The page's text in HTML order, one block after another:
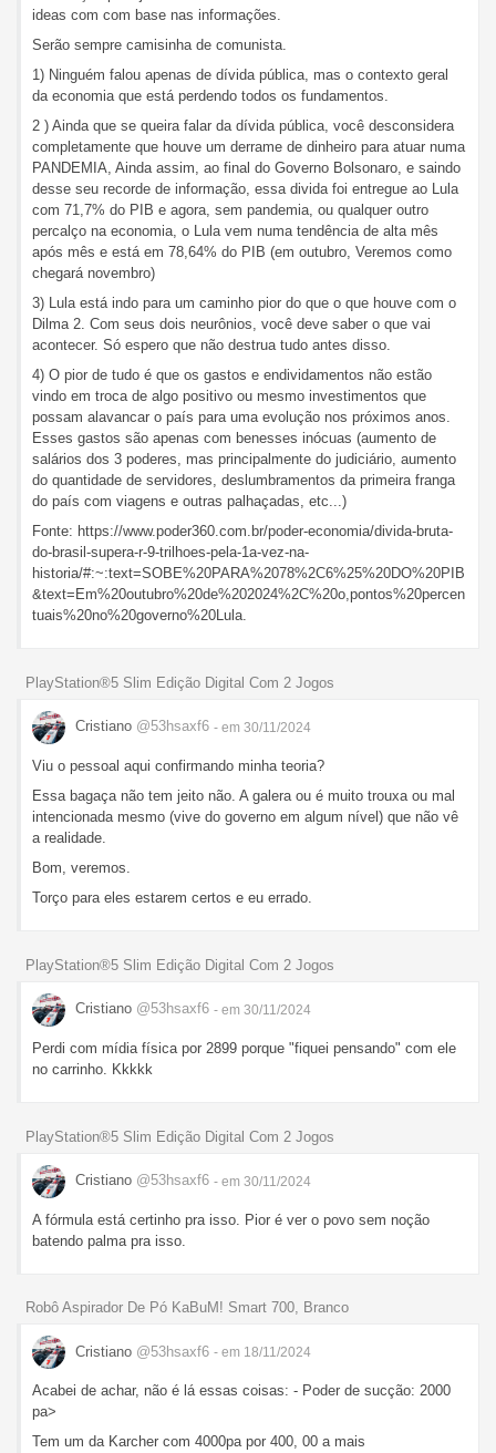
ideas com com base nas informações.
Serão sempre camisinha de comunista.
1) Ninguém falou apenas de dívida pública, mas o contexto geral
da economia que está perdendo todos os fundamentos.
2 ) Ainda que se queira falar da dívida pública, você desconsidera
completamente que houve um derrame de dinheiro para atuar numa
PANDEMIA, Ainda assim, ao final do Governo Bolsonaro, e saindo
desse seu recorde de informação, essa divida foi entregue ao Lula
com 71,7% do PIB e agora, sem pandemia, ou qualquer outro
percalço na economia, o Lula vem numa tendência de alta mês
após mês e está em 78,64% do PIB (em outubro, Veremos como
chegará novembro)
3) Lula está indo para um caminho pior do que o que houve com o
Dilma 2. Com seus dois neurônios, você deve saber o que vai
acontecer. Só espero que não destrua tudo antes disso.
4) O pior de tudo é que os gastos e endividamentos não estão
vindo em troca de algo positivo ou mesmo investimentos que
possam alavancar o país para uma evolução nos próximos anos.
Esses gastos são apenas com benesses inócuas (aumento de
salários dos 3 poderes, mas principalmente do judiciário, aumento
do quantidade de servidores, deslumbramentos da primeira franga
do país com viagens e outras palhaçadas, etc...)
Fonte: https://www.poder360.com.br/poder-economia/divida-bruta-
do-brasil-supera-r-9-trilhoes-pela-1a-vez-na-
historia/#:~:text=SOBE%20PARA%2078%2C6%25%20DO%20PIB
&text=Em%20outubro%20de%202024%2C%20o,pontos%20percen
tuais%20no%20governo%20Lula.
PlayStation®5 Slim Edição Digital Com 2 Jogos
Cristiano @53hsaxf6 - em 30/11/2024
Viu o pessoal aqui confirmando minha teoria?
Essa bagaça não tem jeito não. A galera ou é muito trouxa ou mal
intencionada mesmo (vive do governo em algum nível) que não vê
a realidade.
Bom, veremos.
Torço para eles estarem certos e eu errado.
PlayStation®5 Slim Edição Digital Com 2 Jogos
Cristiano @53hsaxf6 - em 30/11/2024
Perdi com mídia física por 2899 porque "fiquei pensando" com ele
no carrinho. Kkkkk
PlayStation®5 Slim Edição Digital Com 2 Jogos
Cristiano @53hsaxf6 - em 30/11/2024
A fórmula está certinho pra isso. Pior é ver o povo sem noção
batendo palma pra isso.
Robô Aspirador De Pó KaBuM! Smart 700, Branco
Cristiano @53hsaxf6 - em 18/11/2024
Acabei de achar, não é lá essas coisas: - Poder de sucção: 2000
pa>
Tem um da Karcher com 4000pa por 400, 00 a mais